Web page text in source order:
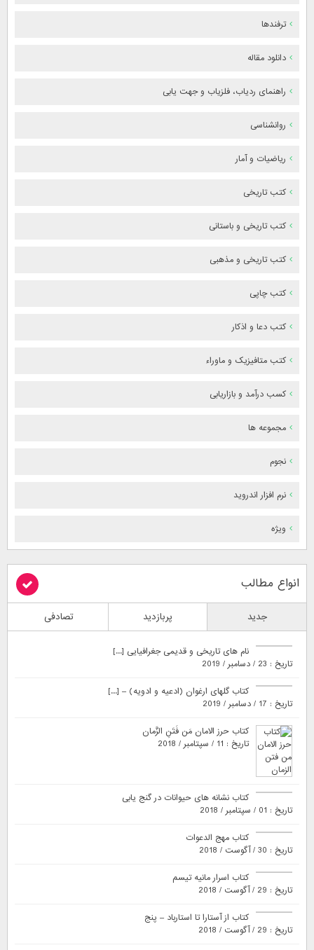
ترفندها
دانلود مقاله
راهنمای ردیاب، فلزیاب و جهت یابی
روانشناسی
ریاضیات و آمار
کتب تاریخی
کتب تاریخی و باستانی
کتب تاریخی و مذهبی
کتب چاپی
کتب دعا و اذکار
کتب متافیزیک و ماوراء
کسب درآمد و بازاریابی
مجموعه ها
نجوم
نرم افزار اندروید
ویژه
انواع مطالب
جدید پربازدید تصادفی
نام های تاریخی و قدیمی جغرافیایی [...]
تاریخ : 23 / دسامبر / 2019
کتاب گلهای ارغوان (ادعیه و ادویه) – [...]
تاریخ : 17 / دسامبر / 2019
کتاب حرز الامان مَن فَتَنِ الزَّمان
تاریخ : 11 / سپتامبر / 2018
کتاب نشانه های حیوانات در گنج یابی
تاریخ : 01 / سپتامبر / 2018
کتاب مهج الدعوات
تاریخ : 30 / آگوست / 2018
کتاب اسرار مانیه تیسم
تاریخ : 29 / آگوست / 2018
کتاب از آستارا تا استارباد – پنج
تاریخ : 29 / آگوست / 2018